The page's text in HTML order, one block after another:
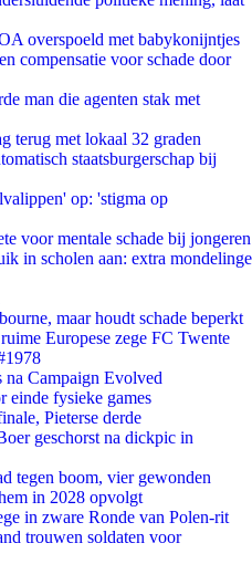
overspoeld met babykonijntjes
compensatie voor schade door
man die agenten stak met
terug met lokaal 32 graden
staatsburgerschap bij
op: 'stigma op
voor mentale schade bij jongeren
in scholen aan: extra mondelinge
maar houdt schade beperkt
Europese zege FC Twente
Campaign Evolved
einde fysieke games
Pieterse derde
geschorst na dickpic in
tegen boom, vier gewonden
in 2028 opvolgt
in zware Ronde van Polen-rit
trouwen soldaten voor